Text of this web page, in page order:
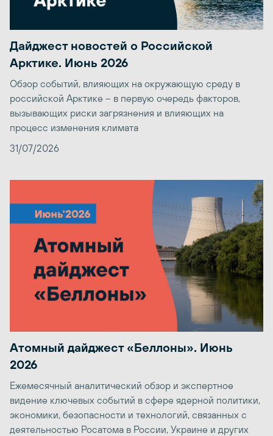
Дайджест новостей о Российской
Арктике. Июнь 2026
Обзор событий, влияющих на окружающую среду в
российской Арктике – в первую очередь факторов,
вызывающих риски загрязнения и влияющих на
процесс изменения климата
31/07/2026
Атомный дайджест «Беллоны». Июнь
2026
Ежемесячный аналитический обзор и экспертное
видение ключевых событий в сфере ядерной политики,
экономики, безопасности и технологий, связанных с
деятельностью Росатома в России, Украине и других